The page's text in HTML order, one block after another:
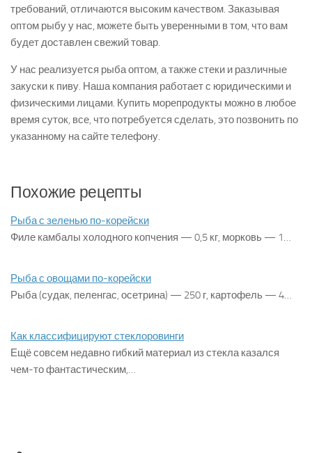
требований, отличаются высоким качеством. Заказывая
оптом рыбу у нас, можете быть уверенными в том, что вам
будет доставлен свежий товар.
У нас реализуется рыба оптом, а также стеки и различные
закуски к пиву. Наша компания работает с юридическими и
физическими лицами. Купить морепродукты можно в любое
время суток, все, что потребуется сделать, это позвонить по
указанному на сайте телефону.
Похожие рецепты
Рыба с зеленью по-корейски
Филе камбалы холодного копчения — 0,5 кг, морковь — 1…
Рыба с овощами по-корейски
Рыба (судак, пеленгас, осетрина) — 250 г, картофель — 4…
Как классифицируют стеклоровинги
Ещё совсем недавно гибкий материал из стекла казался
чем-то фантастическим,…